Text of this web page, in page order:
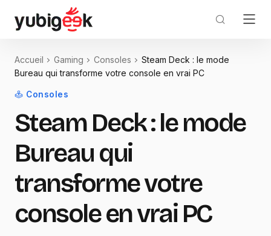
Accueil Gaming Consoles
Steam Deck : le mode
Bureau qui transforme votre console en vrai PC
Consoles
Steam Deck : le mode
Bureau qui
transforme votre
console en vrai PC